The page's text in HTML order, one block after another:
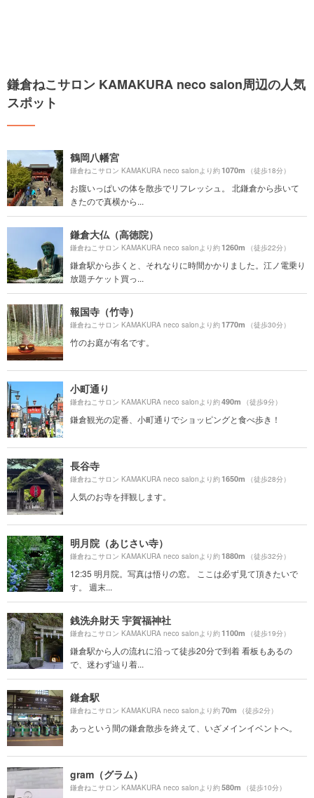
鎌倉ねこサロン KAMAKURA neco salon周辺の人気
スポット
鶴岡八幡宮
鎌倉ねこサロン KAMAKURA neco salonより約1070m （徒歩18分）
お腹いっぱいの体を散歩でリフレッシュ。 北鎌倉から歩いて
きたので真横から...
鎌倉大仏（高徳院）
鎌倉ねこサロン KAMAKURA neco salonより約1260m （徒歩22分）
鎌倉駅から歩くと、それなりに時間かかりました。江ノ電乗り
放題チケット買っ...
報国寺（竹寺）
鎌倉ねこサロン KAMAKURA neco salonより約1770m （徒歩30分）
竹のお庭が有名です。
小町通り
鎌倉ねこサロン KAMAKURA neco salonより約490m （徒歩9分）
鎌倉観光の定番、小町通りでショッピングと食べ歩き！
長谷寺
鎌倉ねこサロン KAMAKURA neco salonより約1650m （徒歩28分）
人気のお寺を拝観します。
明月院（あじさい寺）
鎌倉ねこサロン KAMAKURA neco salonより約1880m （徒歩32分）
12:35 明月院。写真は悟りの窓。 ここは必ず見て頂きたいで
す。 週末...
銭洗弁財天 宇賀福神社
鎌倉ねこサロン KAMAKURA neco salonより約1100m （徒歩19分）
鎌倉駅から人の流れに沿って徒歩20分で到着 看板もあるの
で、迷わず辿り着...
鎌倉駅
鎌倉ねこサロン KAMAKURA neco salonより約70m （徒歩2分）
あっという間の鎌倉散歩を終えて、いざメインイベントへ。
gram（グラム）
鎌倉ねこサロン KAMAKURA neco salonより約580m （徒歩10分）